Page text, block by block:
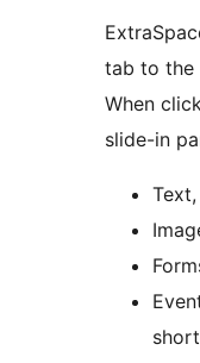
tab to the
When
slide-in